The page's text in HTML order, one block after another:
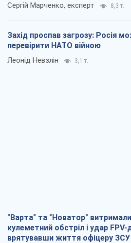
Сергій Марченко, експерт 8,3 т.
Захід проспав загрозу: Росія
перевірити НАТО війною
Леонід Невзлін 3,1 т.
"Варта" та "Новатор" витримали
кулеметний обстріл і удар FPV-
врятувавши життя офіцеру ЗСУ